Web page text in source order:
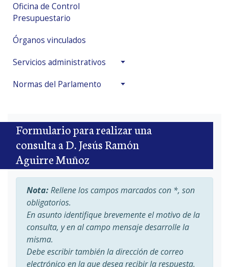
Oficina de Control
Presupuestario
Órganos vinculados
Servicios administrativos
Normas del Parlamento
Formulario para realizar una
consulta a D. Jesús Ramón
Aguirre Muñoz
Nota:Rellene los campos marcados con *, son
obligatorios.
En asunto identifique brevemente el motivo de la
consulta, y en al campo mensaje desarrolle la
misma.
Debe escribir también la dirección de correo
electrónico en la que desea recibir la respuesta.